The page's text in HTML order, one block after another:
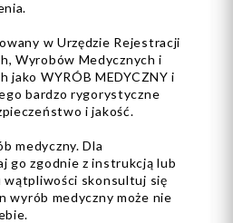
w Urzędzie Rejestracji
Wyrobów Medycznych i
jako WYRÓB MEDYCZNY i
bardzo rygorystyczne
i jakość.
medyczny. Dla
go zgodnie z instrukcją lub
wątpliwości skonsultuj się
wyrób medyczny może nie